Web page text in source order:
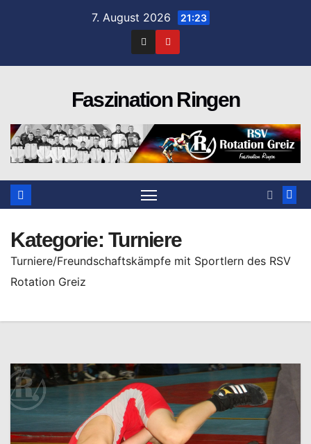
7. August 2026 21:23
Faszination Ringen
Kategorie: Turniere
Turniere/Freundschaftskämpfe mit Sportlern des RSV
Rotation Greiz